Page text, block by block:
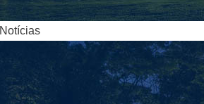
Notícias